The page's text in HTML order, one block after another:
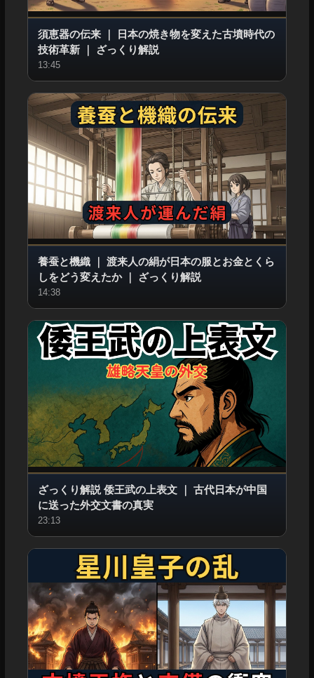
須恵器の伝来｜
日本の焼き物を変えた古墳時代の
技術革新｜ ざっくり解説
13:45
養蚕と機織｜ 渡来人の絹が日本の服とお金とくら
しをどう変えたか｜ ざっくり解説
14:38
ざっくり解説 倭王武の上表文｜ 古代日本が中国
に送った外交文書の真実
23:13